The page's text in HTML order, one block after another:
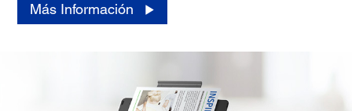
Más Información